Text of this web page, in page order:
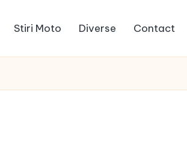
Stiri Moto Diverse Contact